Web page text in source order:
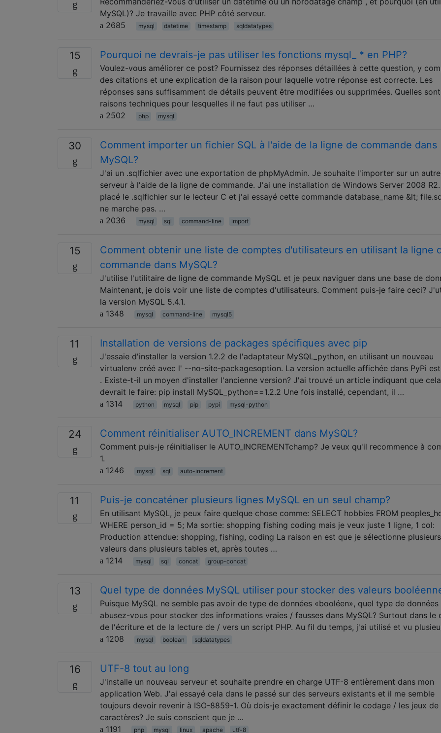
MySQL)? Je travaille avec PHP côté serveur.
2685
mysql datetime timestamp sqldatatypes
15 Pourquoi ne devrais-je pas utiliser les fonctions mysql_ * en PHP?
Voulez-vous améliorer ce post? Fournissez des réponses détaillées à cette question, y
des citations et une explication de la raison pour laquelle votre réponse est correcte. Les
réponses sans suffisamment de détails peuvent être modifiées ou supprimées. Quelles
raisons techniques pour lesquelles il ne faut pas utiliser …
2502
php mysql
30
Comment importer un fichier SQL à l'aide de la ligne de commande dans
MySQL?
J'ai un .sqlfichier avec une exportation de phpMyAdmin. Je souhaite l'importer sur un autre
serveur à l'aide de la ligne de commande. J'ai une installation de Windows Server 2008
placé le .sqlfichier sur le lecteur C et j'ai essayé cette commande database_name &lt;
ne marche pas. …
2036
mysql sql command-line import
15
Comment obtenir une liste de comptes d'utilisateurs en utilisant la ligne
commande dans MySQL?
J'utilise l'utilitaire de ligne de commande MySQL et je peux naviguer dans une base de
Maintenant, je dois voir une liste de comptes d'utilisateurs. Comment puis-je faire ceci?
la version MySQL 5.4.1.
1348
mysql command-line mysql5
11 Installation de versions de packages spécifiques avec pip
J'essaie d'installer la version 1.2.2 de l'adaptateur MySQL_python, en utilisant un nouveau
virtualenv créé avec l' --no-site-packagesoption. La version actuelle affichée dans PyPi est
. Existe-t-il un moyen d'installer l'ancienne version? J'ai trouvé un article indiquant que cela
devrait le faire: pip install MySQL_python==1.2.2 Une fois installé, cependant, il …
1314
python mysql pip pypi mysql-python
24 Comment réinitialiser AUTO_INCREMENT dans MySQL?
Comment puis-je réinitialiser le AUTO_INCREMENTchamp? Je veux qu'il recommence à
1.
1246
mysql sql auto-increment
11 Puis-je concaténer plusieurs lignes MySQL en un seul champ?
En utilisant MySQL, je peux faire quelque chose comme: SELECT hobbies FROM
WHERE person_id = 5; Ma sortie: shopping fishing coding mais je veux juste 1 ligne, 1 col:
Production attendue: shopping, fishing, coding La raison en est que je sélectionne plusieurs
valeurs dans plusieurs tables et, après toutes …
1214
mysql sql concat group-concat
13 Quel type de données MySQL utiliser pour stocker des valeurs
Puisque MySQL ne semble pas avoir de type de données «booléen», quel type de données
abusez-vous pour stocker des informations vraies / fausses dans MySQL? Surtout dans le
de l'écriture et de la lecture de / vers un script PHP. Au fil du temps, j'ai utilisé et vu
1208
mysql boolean sqldatatypes
16 UTF-8 tout au long
J'installe un nouveau serveur et souhaite prendre en charge UTF-8 entièrement dans mon
application Web. J'ai essayé cela dans le passé sur des serveurs existants et il me semble
toujours devoir revenir à ISO-8859-1. Où dois-je exactement définir le codage / les jeux de
caractères? Je suis conscient que je …
1191
php mysql linux apache utf-8